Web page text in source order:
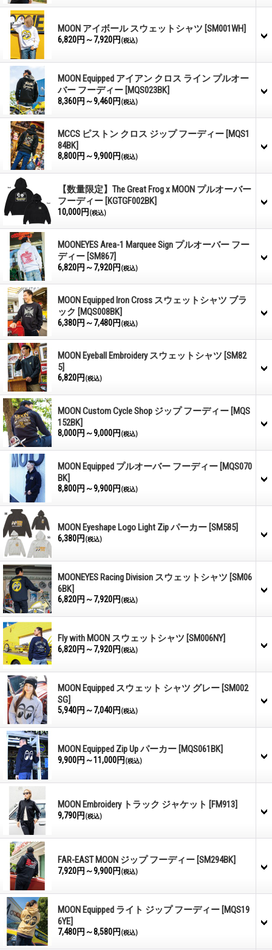
MOON アイボール スウェットシャツ [SM001WH]
6,820円～7,920円 (税込)
MOON Equipped アイアン クロス ライン プルオー
バー フーディー [MQS023BK]
8,360円～9,460円 (税込)
MCCS ピストン クロス ジップ フーディー [MQS1
84BK]
8,800円～9,900円 (税込)
【数量限定】The Great Frog x MOON プルオーバー
フーディー [KGTGF002BK]
10,000円 (税込)
MOONEYES Area-1 Marquee Sign プルオーバー フー
ディー [SM867]
6,820円～7,920円 (税込)
MOON Equipped Iron Cross スウェットシャツ ブラ
ック [MQS008BK]
6,380円～7,480円 (税込)
MOON Eyeball Embroidery スウェットシャツ [SM82
5]
6,820円 (税込)
MOON Custom Cycle Shop ジップ フーディー [MQS
152BK]
8,000円～9,000円 (税込)
MOON Equipped プルオーバー フーディー [MQS070
BK]
8,800円～9,900円 (税込)
MOON Eyeshape Logo Light Zip パーカー [SM585]
6,380円 (税込)
MOONEYES Racing Division スウェットシャツ [SM06
6BK]
6,820円～7,920円 (税込)
Fly with MOON スウェットシャツ [SM006NY]
6,820円～7,920円 (税込)
MOON Equipped スウェット シャツ グレー [SM002
SG]
5,940円～7,040円 (税込)
MOON Equipped Zip Up パーカー [MQS061BK]
9,900円～11,000円 (税込)
MOON Embroidery トラック ジャケット [FM913]
9,790円 (税込)
FAR-EAST MOON ジップ フーディー [SM294BK]
7,920円～9,900円 (税込)
MOON Equipped ライト ジップ フーディー [MQS19
6YE]
7,480円～8,580円 (税込)